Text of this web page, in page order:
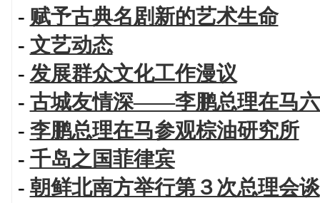
- 赋予古典名剧新的艺术生命
- 文艺动态
- 发展群众文化工作漫议
- 古城友情深——李鹏总理在马
- 李鹏总理在马参观棕油研究所
- 千岛之国菲律宾
- 朝鲜北南方举行第３次总理会谈